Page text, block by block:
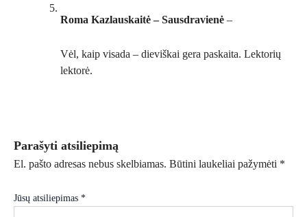
Roma Kazlauskaitė – Sausdravienė –
Vėl, kaip visada – dieviškai gera paskaita. Lektorių
lektorė.
Parašyti atsiliepimą
El. pašto adresas nebus skelbiamas. Būtini laukeliai pažymėti *
Jūsų atsiliepimas *